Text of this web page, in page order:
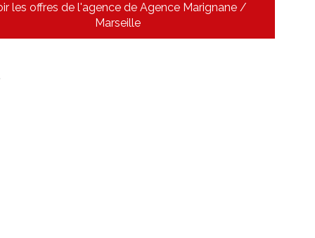
les offres de l'agence de Agence Marignane /
Marseille